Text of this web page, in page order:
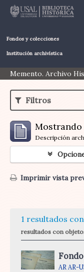
Fondos y colecciones
Institución archivística
Memento. Archivo
Filtros
Mostrando
Descripción
Imprimir vista
1 resultados
resultados con
Fondo
AR AR-